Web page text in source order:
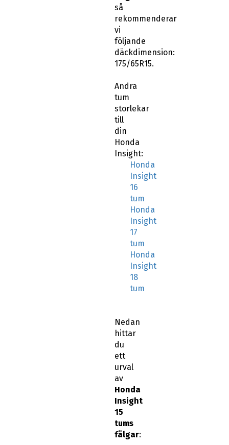
så
rekommenderar
vi
följande
däckdimension:
175/65R15.
Andra
tum
storlekar
till
din
Honda
Insight:
Honda
Insight
16
tum
Honda
Insight
17
tum
Honda
Insight
18
tum
Nedan
hittar
du
ett
urval
av
Honda
Insight
15
tums
fälgar: